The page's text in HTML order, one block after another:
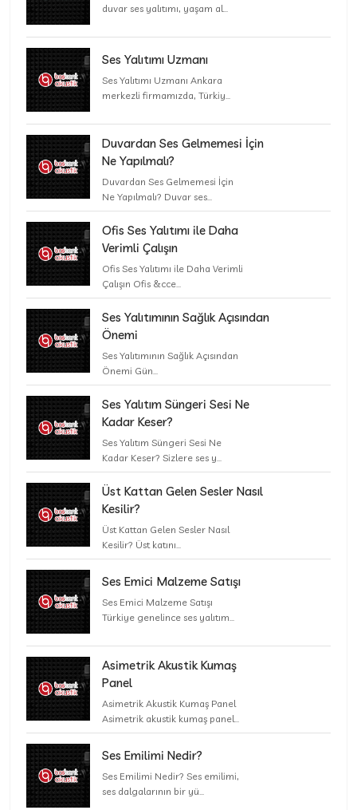
duvar ses yalıtımı, yaşam al...
Ses Yalıtımı Uzmanı
Ses Yalıtımı Uzmanı Ankara
merkezli firmamızda, Türkiy...
Duvardan Ses Gelmemesi İçin
Ne Yapılmalı?
Duvardan Ses Gelmemesi İçin
Ne Yapılmalı? Duvar ses...
Ofis Ses Yalıtımı ile Daha
Verimli Çalışın
Ofis Ses Yalıtımı ile Daha Verimli
Çalışın Ofis &cce...
Ses Yalıtımının Sağlık Açısından
Önemi
Ses Yalıtımının Sağlık Açısından
Önemi Gün...
Ses Yalıtım Süngeri Sesi Ne
Kadar Keser?
Ses Yalıtım Süngeri Sesi Ne
Kadar Keser? Sizlere ses y...
Üst Kattan Gelen Sesler Nasıl
Kesilir?
Üst Kattan Gelen Sesler Nasıl
Kesilir? Üst katını...
Ses Emici Malzeme Satışı
Ses Emici Malzeme Satışı
Türkiye genelince ses yalıtım...
Asimetrik Akustik Kumaş
Panel
Asimetrik Akustik Kumaş Panel
Asimetrik akustik kumaş panel...
Ses Emilimi Nedir?
Ses Emilimi Nedir? Ses emilimi,
ses dalgalarının bir yü...